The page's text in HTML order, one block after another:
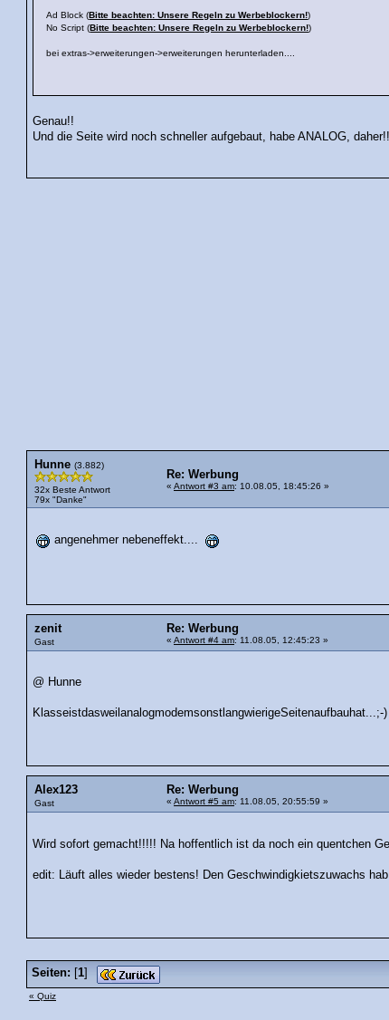
Ad Block (Bitte beachten: Unsere Regeln zu Werbeblockern!)
No Script (Bitte beachten: Unsere Regeln zu Werbeblockern!)
bei extras->erweiterungen->erweiterungen herunterladen....
Genau!!
Und die Seite wird noch schneller aufgebaut, habe ANALOG, daher!!
Hunne (3.882)
32x Beste Antwort
79x "Danke"
Re: Werbung
« Antwort #3 am: 10.08.05, 18:45:26 »
angenehmer nebeneffekt....
zenit
Gast
Re: Werbung
« Antwort #4 am: 11.08.05, 12:45:23 »
@ Hunne
KlasseistdasweilanalogmodemsonstlangwierigeSeitenaufbauhat...;-)
Alex123
Gast
Re: Werbung
« Antwort #5 am: 11.08.05, 20:55:59 »
Wird sofort gemacht!!!!! Na hoffentlich ist da noch ein quentchen
edit: Läuft alles wieder bestens! Den Geschwindigkietszuwachs
Seiten: [1]
« Quiz